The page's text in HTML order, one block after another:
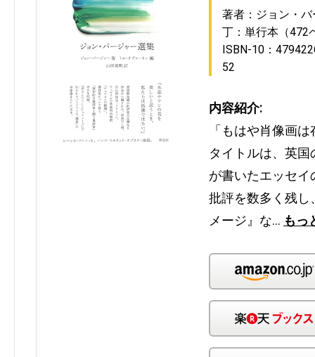
著者：ジョン・
丁：単行本（472
ISBN-10：
52
内容紹介:
「もはや肖像画
タイトルは、英
が書いたエッセ
批評を数多く残し
メージ』な… もっ